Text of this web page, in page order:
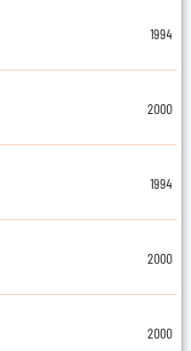
1994
2000
1994
2000
2000